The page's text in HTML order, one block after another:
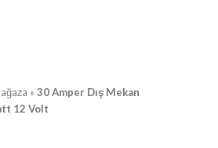
» 30 Amper Dış Mekan
12 Volt